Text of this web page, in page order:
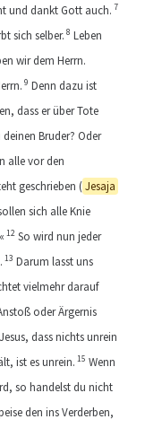
und dankt Gott auch. 7
sich selber. 8 Leben
wir dem Herrn.
9 Denn dazu ist
dass er über Tote
Bruder? Oder
alle vor den
geschrieben (Jesaja
sich alle Knie
12 So wird nun jeder
13 Darum lasst uns
vielmehr darauf
oder Ärgernis
dass nichts unrein
ist es unrein. 15 Wenn
so handelst du nicht
den ins Verderben,